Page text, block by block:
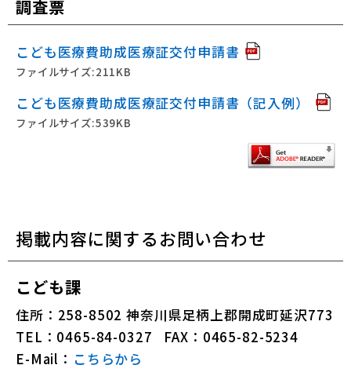
調査票
こども医療費助成医療証交付申請書
ファイルサイズ:211KB
こども医療費助成医療証交付申請書（記入例）
ファイルサイズ:539KB
掲載内容に関するお問い合わせ
こども課
住所：258-8502 神奈川県足柄上郡開成町延沢773
TEL：0465-84-0327
FAX：0465-82-5234
E-Mail： こちらから